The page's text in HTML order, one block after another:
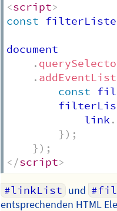
<script>
const filterListe
document
.
.
const
			link
.
}) ;
}) ;
</script>
#linkList und
entsprechenden HTML